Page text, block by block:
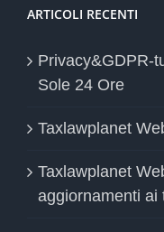
ARTICOLI RECENTI
Privacy&GDPR-
Sole 24 Ore
Taxlawplanet
Taxlawplanet
aggiornamenti ai